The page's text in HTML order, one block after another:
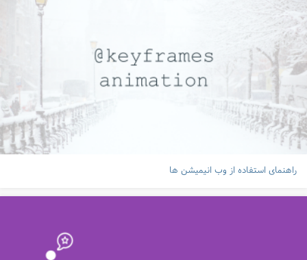
راهنمای استفاده از وب انیمیشن ها